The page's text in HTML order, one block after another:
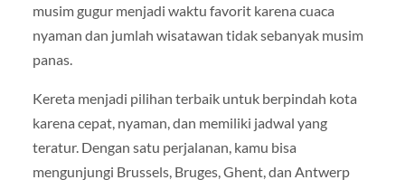
musim gugur menjadi waktu favorit karena cuaca
nyaman dan jumlah wisatawan tidak sebanyak musim
panas.
Kereta menjadi pilihan terbaik untuk berpindah kota
karena cepat, nyaman, dan memiliki jadwal yang
teratur. Dengan satu perjalanan, kamu bisa
mengunjungi Brussels, Bruges, Ghent, dan Antwerp